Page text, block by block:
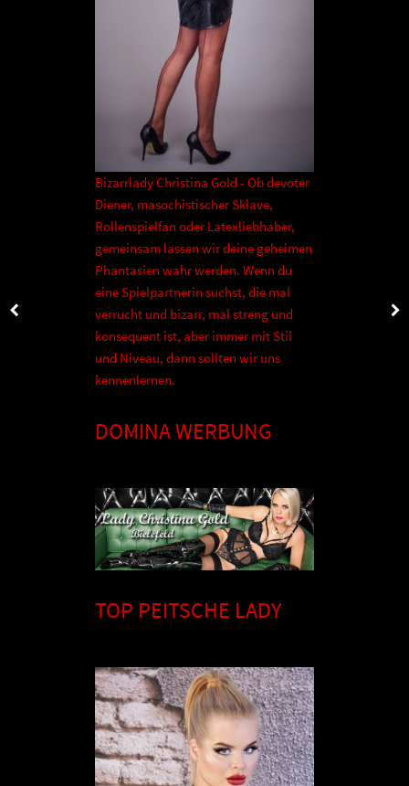
Bizarrlady Christina Gold - Ob devoter
Diener, masochistischer Sklave,
Rollenspielfan oder Latexliebhaber,
gemeinsam lassen wir deine geheimen
Phantasien wahr werden. Wenn du
eine Spielpartnerin suchst, die mal
verrucht und bizarr, mal streng und
konsequent ist, aber immer mit Stil
und Niveau, dann sollten wir uns
kennenlernen.
DOMINA WERBUNG
TOP PEITSCHE LADY